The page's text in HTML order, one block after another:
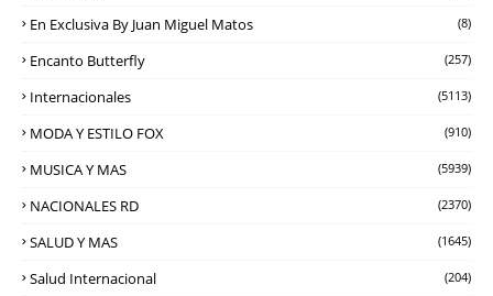
En Exclusiva By Juan Miguel Matos (8)
Encanto Butterfly (257)
Internacionales (5113)
MODA Y ESTILO FOX (910)
MUSICA Y MAS (5939)
NACIONALES RD (2370)
SALUD Y MAS (1645)
Salud Internacional (204)